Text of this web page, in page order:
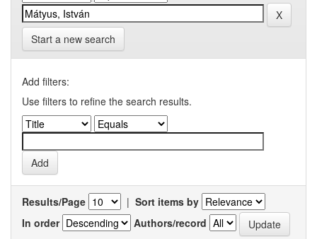
Start a new search
Add filters:
Use filters to refine the search results.
Results/Page | Sort items by
In order
Authors/record